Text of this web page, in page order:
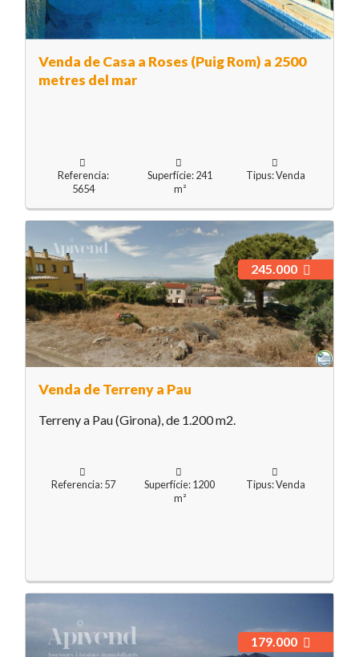
Venda de Casa a Roses (Puig Rom) a 2500
metres del mar
Referencia:
5654
Superfície: 241
m²
Tipus: Venda
Venda de Terreny a Pau
245.000
Terreny a Pau (Girona), de 1.200 m2.
Referencia: 57
Superfície: 1200
m²
Tipus: Venda
179.000